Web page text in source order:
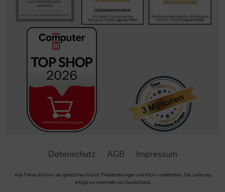
Datenschutz AGB Impressum
Alle Preise sind inkl. der gestzlichen MwSt. Preisänderungen und Irrtum vorbehalten. Die Lieferung
erfolgt nur innerhalb von Deutschland.